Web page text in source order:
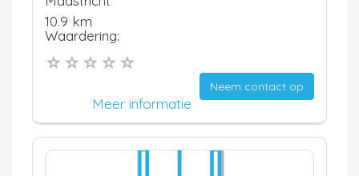
10.9 km
Waardering:
Neem contact op
Meer informatie